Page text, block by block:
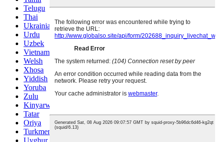
Telugu
Thai
Ukrainian
Urdu
Uzbek
Vietnamese
Welsh
Xhosa
Yiddish
Yoruba
Zulu
Kinyarwanda
Tatar
Oriya
Turkmen
Uyghur